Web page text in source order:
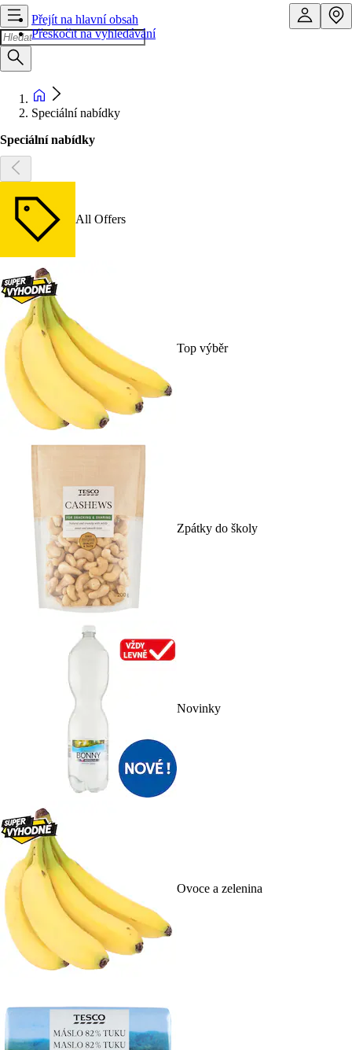
Přejít na hlavní obsah
Přeskočit na vyhledávání
Speciální nabídky
Speciální nabídky
All Offers
Top výběr
Zpátky do školy
Novinky
Ovoce a zelenina